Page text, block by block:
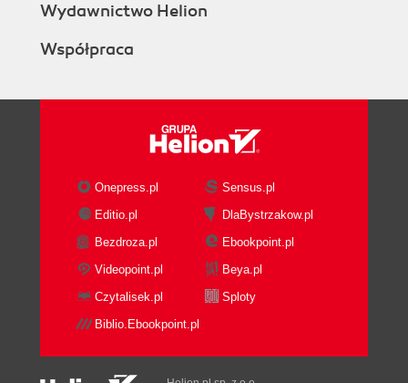
Wydawnictwo Helion
Współpraca
Onepress.pl
Sensus.pl
Editio.pl
DlaBystrzakow.pl
Bezdroza.pl
Ebookpoint.pl
Videopoint.pl
Beya.pl
Czytalisek.pl
Sploty
Biblio.Ebookpoint.pl